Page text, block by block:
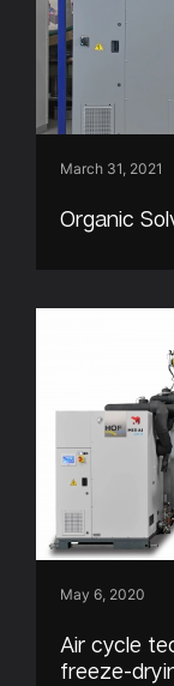
March 31, 2021
Organic
May 6, 2020
Air cycle
freeze-